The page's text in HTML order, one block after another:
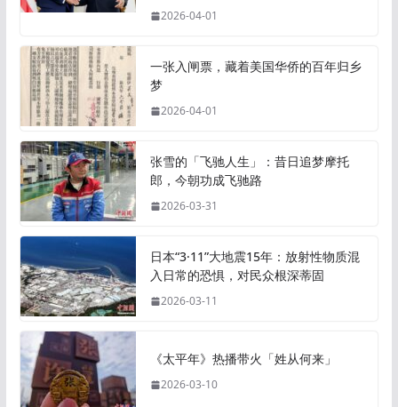
2026-04-01
一张入闸票，藏着美国华侨的百年归乡
梦
2026-04-01
张雪的「飞驰人生」：昔日追梦摩托
郎，今朝功成飞驰路
2026-03-31
日本“3·11”大地震15年：放射性物质混
入日常的恐惧，对民众根深蒂固
2026-03-11
《太平年》热播带火「姓从何来」
2026-03-10